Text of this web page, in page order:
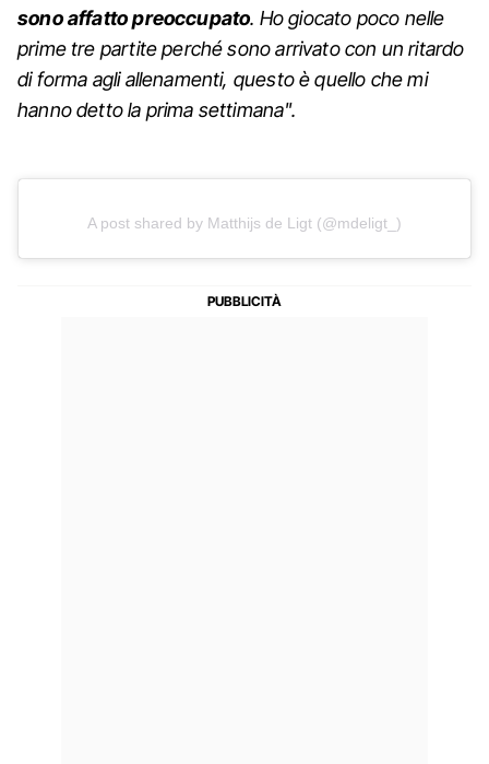
sono affatto preoccupato. Ho giocato poco nelle
prime tre partite perché sono arrivato con un ritardo
di forma agli allenamenti, questo è quello che mi
hanno detto la prima settimana".
A post shared by Matthijs de Ligt (@mdeligt_)